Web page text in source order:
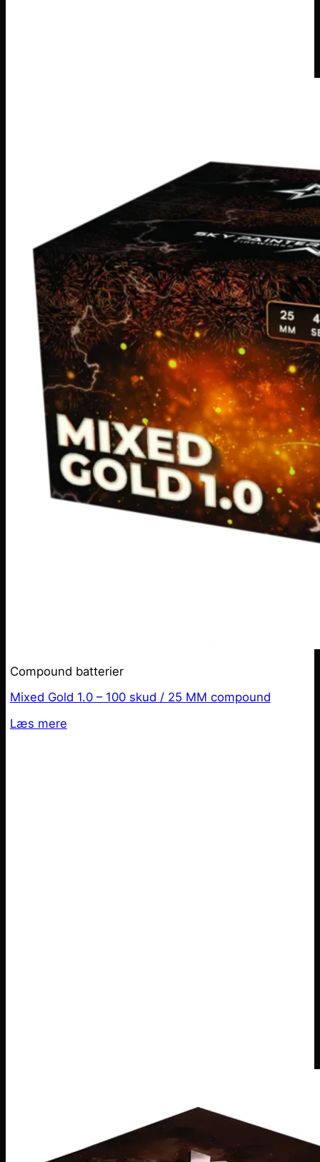
Compound batterier
Mixed Gold 1.0 – 100 skud / 25 MM compound
Læs mere